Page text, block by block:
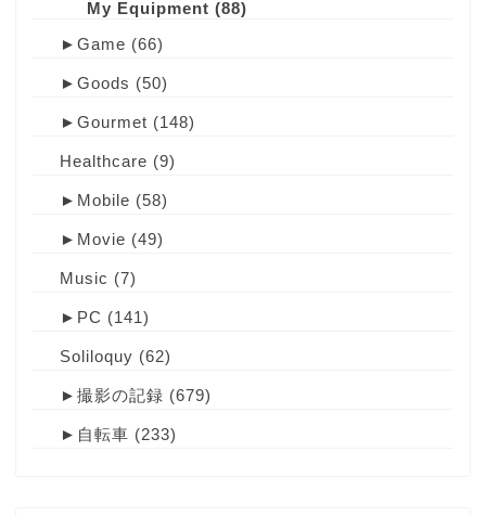
My Equipment (88)
► Game (66)
► Goods (50)
► Gourmet (148)
Healthcare (9)
► Mobile (58)
► Movie (49)
Music (7)
► PC (141)
Soliloquy (62)
► 撮影の記録 (679)
► 自転車 (233)